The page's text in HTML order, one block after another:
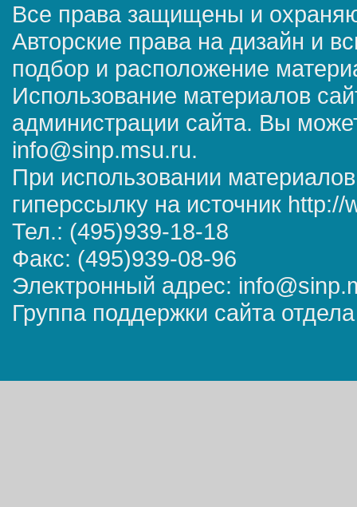
Все права защищены и
Авторские права на дизайн и
подбор и расположение
Использование материалов
администрации сайта. Вы
info@sinp.msu.ru.
При использовании
гиперссылку на источник
Тел.: (495)939-18-18
Факс: (495)939-08-96
Электронный адрес:
Группа поддержки сайта